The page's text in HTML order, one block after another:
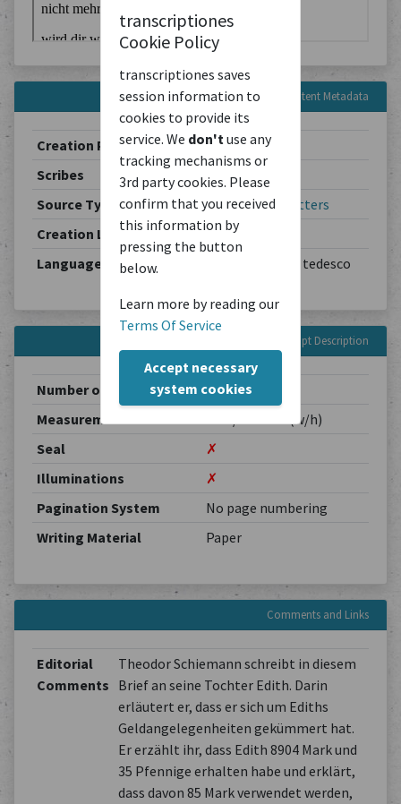
transcriptiones
Cookie Policy
transcriptiones saves
session information to
cookies to provide its
service. We don't use any
tracking mechanisms or
3rd party cookies. Please
confirm that you received
this information by
pressing the button
below.
Learn more by reading our
Terms Of Service
Accept necessary
system cookies
Content Metadata
Creation Period
1902-03-19
Scribes
Theodor Schiemann
Source Type
Correspondence/
Letters
Creation Location
Berlin
Languages
Deutsch / allemand / tedesco
Manuscript Description
Number of Pages
4
Measurements
0.00 / 0.00 cm (w/h)
Seal
✗
Illuminations
✗
Pagination System
No page numbering
Writing Material
Paper
Comments and Links
Editorial
Comments
Theodor Schiemann schreibt in diesem
Brief an seine Tochter Edith. Darin
erläutert er, dass er sich um Ediths
Geldangelegenheiten gekümmert hat.
Er erzählt ihr, dass Edith 8904 Mark und
35 Pfennige erhalten habe und erklärt,
dass davon 85 Mark verwendet werden,